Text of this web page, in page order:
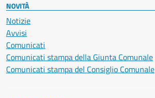
NOVITÀ
Notizie
Avvisi
Comunicati
Comunicati stampa della Giunta Comunale
Comunicati stampa del Consiglio Comunale